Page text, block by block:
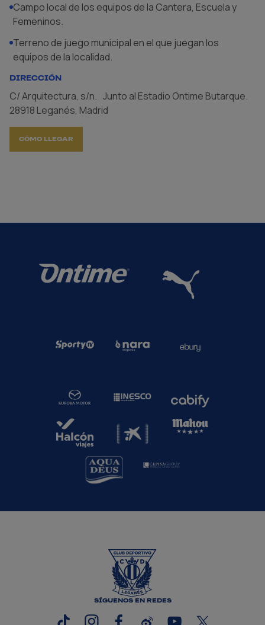
Campo local de los equipos de la Cantera, Escuela y
Femeninos.
Terreno de juego municipal en el que juegan los
equipos de la localidad.
DIRECCIÓN
C/ Arquitectura, s/n. Junto al Estadio Ontime Butarque.
28918 Leganés, Madrid
CÓMO LLEGAR
SÍGUENOS EN REDES